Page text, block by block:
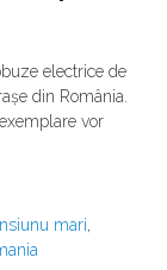
electrice de
din România.
vor
mari,